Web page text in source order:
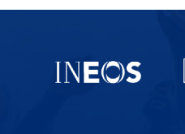
Partenaires du lausanne-Sport